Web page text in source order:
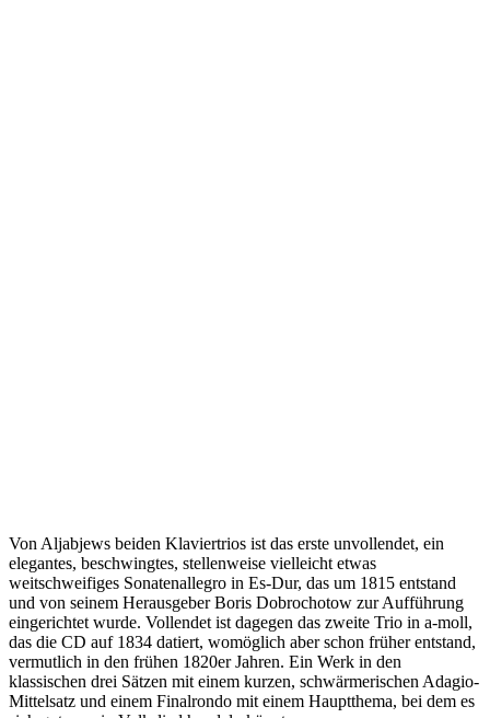
Von Aljabjews beiden Klaviertrios ist das erste unvollendet, ein
elegantes, beschwingtes, stellenweise vielleicht etwas
weitschweifiges Sonatenallegro in Es-Dur, das um 1815 entstand
und von seinem Herausgeber Boris Dobrochotow zur Aufführung
eingerichtet wurde. Vollendet ist dagegen das zweite Trio in a-moll,
das die CD auf 1834 datiert, womöglich aber schon früher entstand,
vermutlich in den frühen 1820er Jahren. Ein Werk in den
klassischen drei Sätzen mit einem kurzen, schwärmerischen Adagio-
Mittelsatz und einem Finalrondo mit einem Hauptthema, bei dem es